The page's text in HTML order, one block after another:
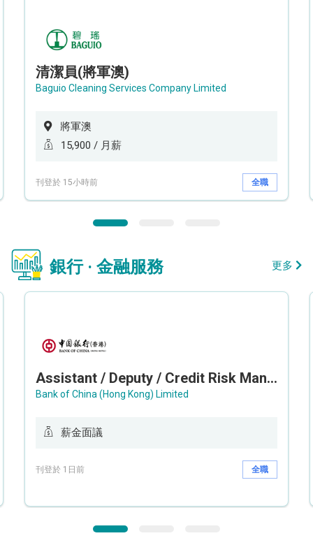
清潔員(將軍澳)
Baguio Cleaning Services Company Limited
將軍澳
15,900 / 月薪
刊登於 15小時前 全職
銀行 · 金融服務 更多
Assistant / Deputy / Credit Risk Manager (Credit Monitoring)
Bank of China (Hong Kong) Limited
薪金面議
刊登於 1日前 全職